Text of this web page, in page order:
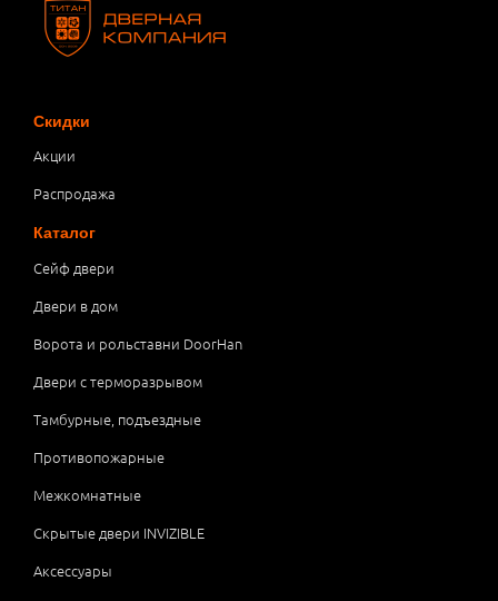
Скидки
Акции
Распродажа
Каталог
Сейф двери
Двери в дом
Ворота и рольставни DoorHan
Двери с терморазрывом
Тамбурные, подъездные
Противопожарные
Межкомнатные
Скрытые двери INVIZIBLE
Аксессуары